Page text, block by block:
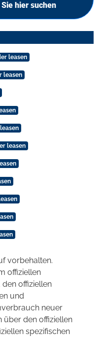
hier suchen
leasen
leasen
leasen
vorbehalten.
offiziellen
offiziellen
und
neuer
über den offiziellen
spezifischen